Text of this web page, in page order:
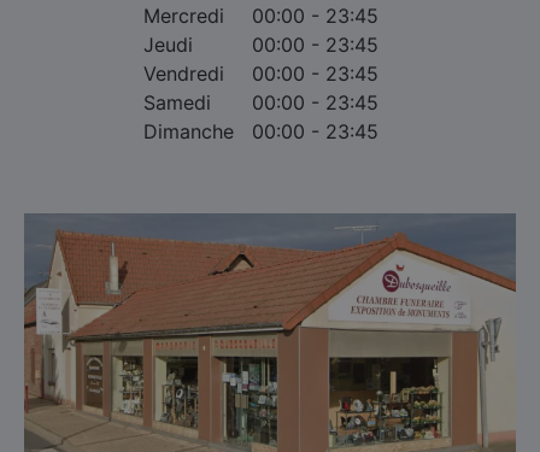
Mercredi
00:00 - 23:45
Jeudi
00:00 - 23:45
Vendredi
00:00 - 23:45
Samedi
00:00 - 23:45
Dimanche
00:00 - 23:45